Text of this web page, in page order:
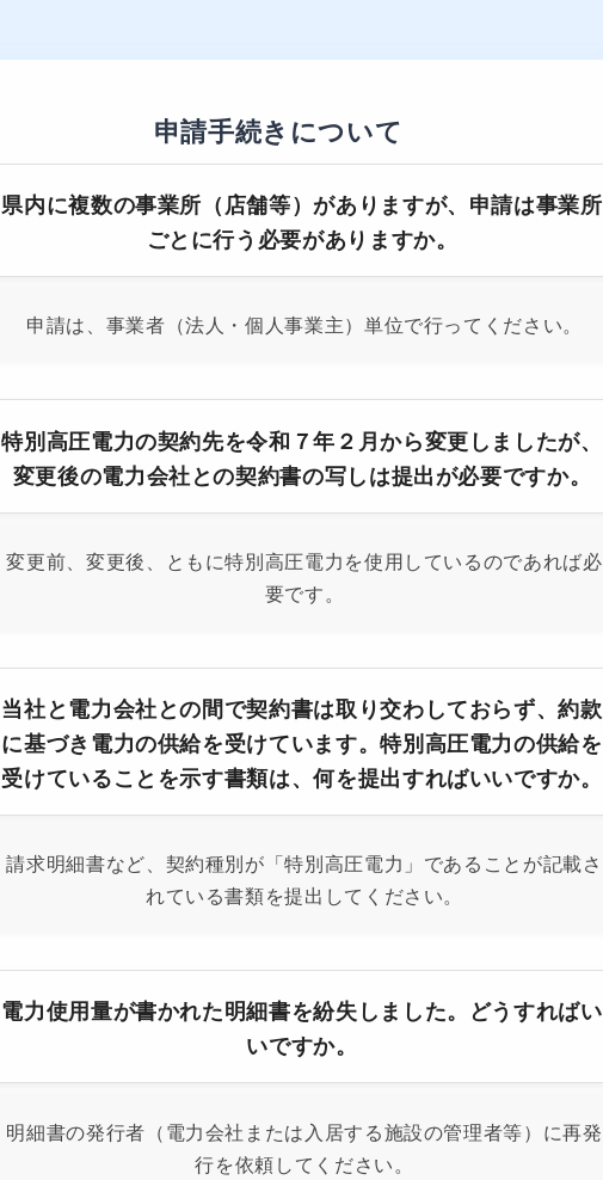
申請手続きについて
県内に複数の事業所（店舗等）がありますが、申請は事業所
ごとに行う必要がありますか。
申請は、事業者（法人・個人事業主）単位で行ってください。
特別高圧電力の契約先を令和７年２月から変更しましたが、
変更後の電力会社との契約書の写しは提出が必要ですか。
変更前、変更後、ともに特別高圧電力を使用しているのであれば必
要です。
当社と電力会社との間で契約書は取り交わしておらず、約款
に基づき電力の供給を受けています。特別高圧電力の供給を
受けていることを示す書類は、何を提出すればいいですか。
請求明細書など、契約種別が「特別高圧電力」であることが記載さ
れている書類を提出してください。
電力使用量が書かれた明細書を紛失しました。どうすればい
いですか。
明細書の発行者（電力会社または入居する施設の管理者等）に再発
行を依頼してください。